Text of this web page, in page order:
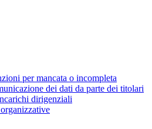
per mancata o incompleta
dei dati da parte dei titolari
dirigenziali